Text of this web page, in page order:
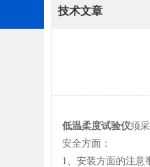
技术文章
低温柔度试验仪须
安全方面：
1、安装方面的注意